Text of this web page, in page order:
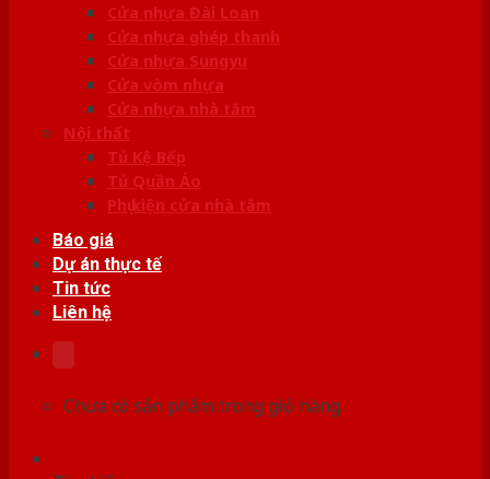
Cửa nhựa Đài Loan
Cửa nhựa ghép thanh
Cửa nhựa Sungyu
Cửa vòm nhựa
Cửa nhựa nhà tắm
Nội thất
Tủ Kệ Bếp
Tủ Quần Áo
Phụ kiện cửa nhà tắm
Báo giá
Dự án thực tế
Tin tức
Liên hệ
Chưa có sản phẩm trong giỏ hàng.